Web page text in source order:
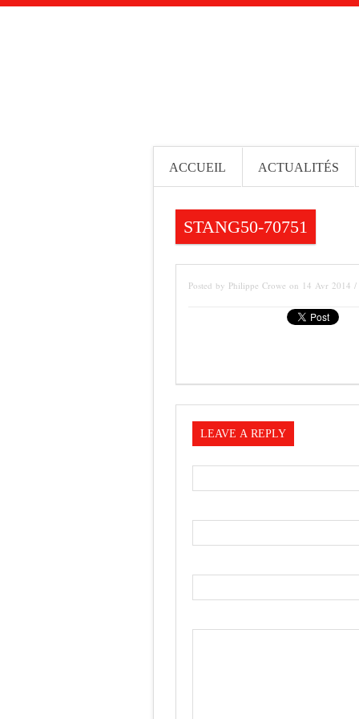
ACCUEIL ACTUALITÉS
STANG50-70751
Posted by Philippe Crowe on 14 Avr 2014 /
LEAVE A REPLY